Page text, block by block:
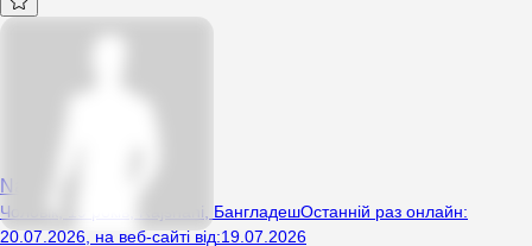
Nafiur
Чоловік, 19 років, Rajshahi, БангладешОстанній раз онлайн:
20.07.2026 на веб-сайті від:19.07.2026